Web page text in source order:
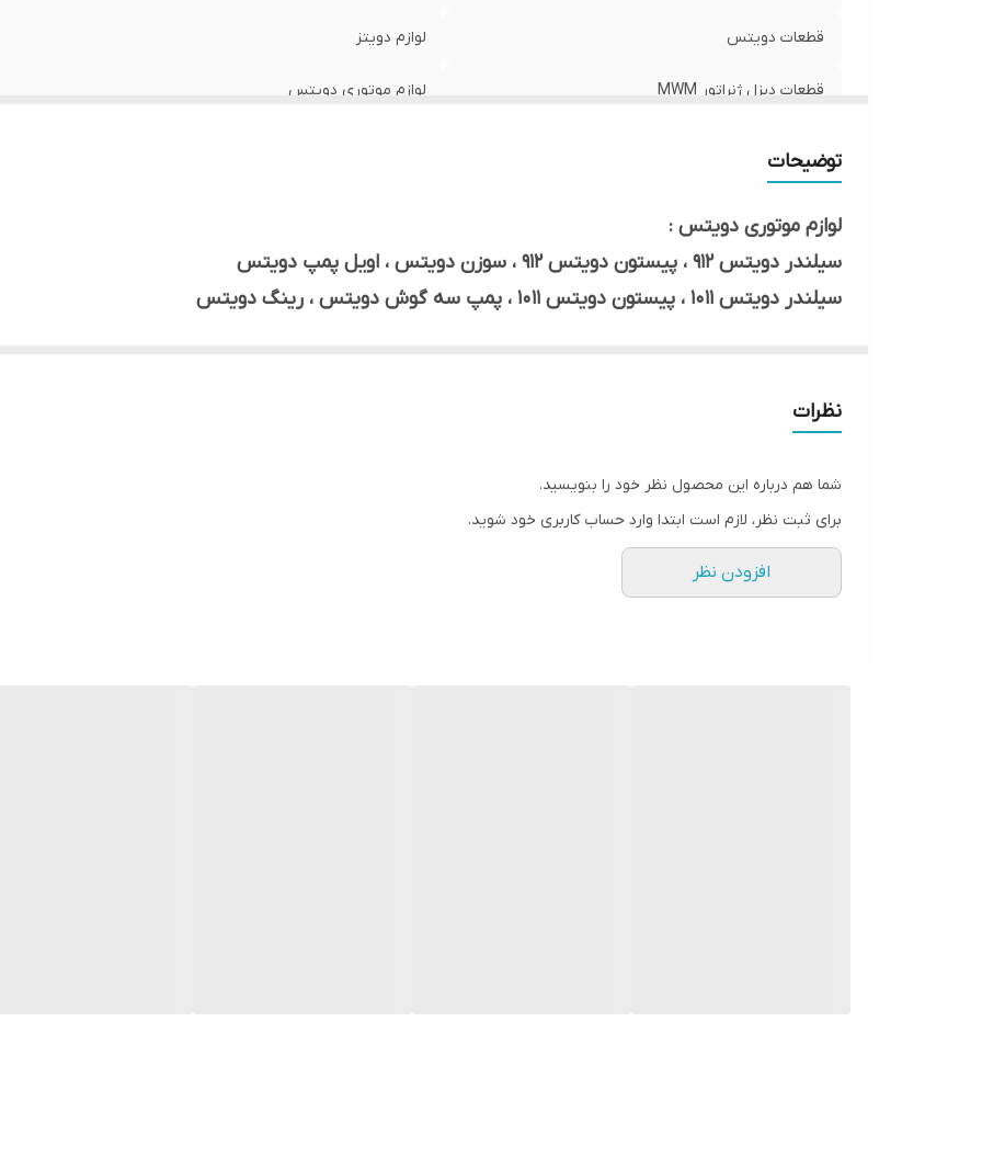
قطعات دویتس لوازم دویتز
قطعات دیزل ژنراتور MWM لوازم موتوری دویتس
توضیحات
لوازم موتوری دویتس :
سیلندر دویتس 912 ، پیستون دویتس 912 ، سوزن دویتس ، اویل پمپ دویتس
سیلندر دویتس 1011 ، پیستون دویتس 1011 ، پمپ سه گوش دویتس ، رینگ دویتس
نظرات
شما هم درباره این محصول نظر خود را بنویسید.
برای ثبت نظر، لازم است ابتدا وارد حساب کاربری خود شوید.
افزودن نظر